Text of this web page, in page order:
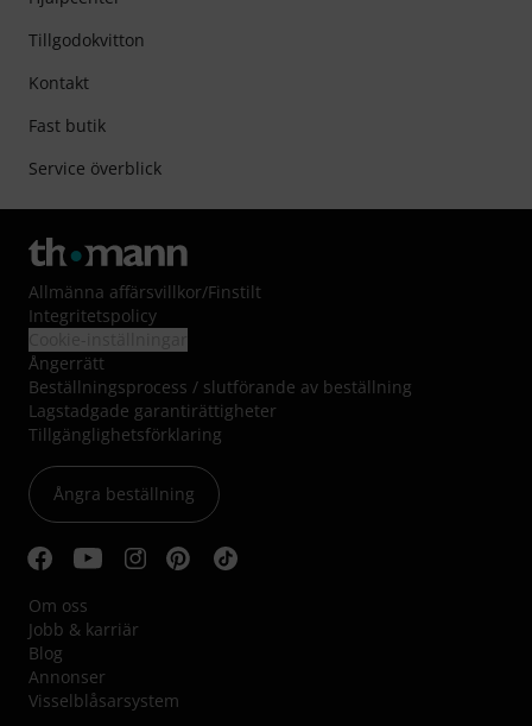
Tillgodokvitton
Kontakt
Fast butik
Service överblick
Allmänna affärsvillkor/Finstilt
Integritetspolicy
Ångerrätt
Beställningsprocess / slutförande av beställning
Lagstadgade garantirättigheter
Tillgänglighetsförklaring
Ångra beställning
Om oss
Jobb & karriär
Blog
Annonser
Visselblåsarsystem